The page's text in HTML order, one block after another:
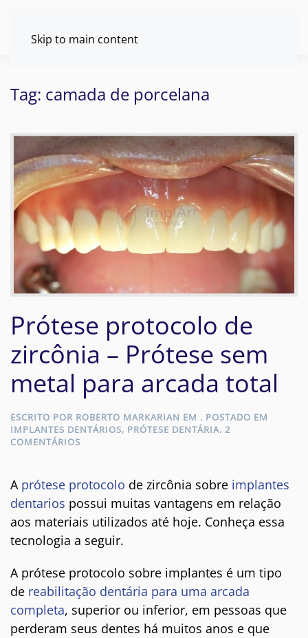
Skip to main content
Tag: camada de porcelana
Prótese protocolo de
zircônia – Prótese sem
metal para arcada total
ESCRITO POR ROBERTO MARKARIAN EM . POSTADO EM
IMPLANTES DENTÁRIOS, PRÓTESE DENTÁRIA. 2
COMENTÁRIOS
DE
ZIRCÔNIA
–
PRÓTESE
SEM
METAL
ARCADA
TOTAL
A prótese protocolo de zircônia sobre implantes
dentarios possui muitas vantagens em relação
aos materiais utilizados até hoje. Conheça essa
tecnologia a seguir.
A prótese protocolo sobre implantes é um tipo
de reabilitação dentária para uma arcada
completa, superior ou inferior, em pessoas que
perderam seus dentes há muitos anos e que